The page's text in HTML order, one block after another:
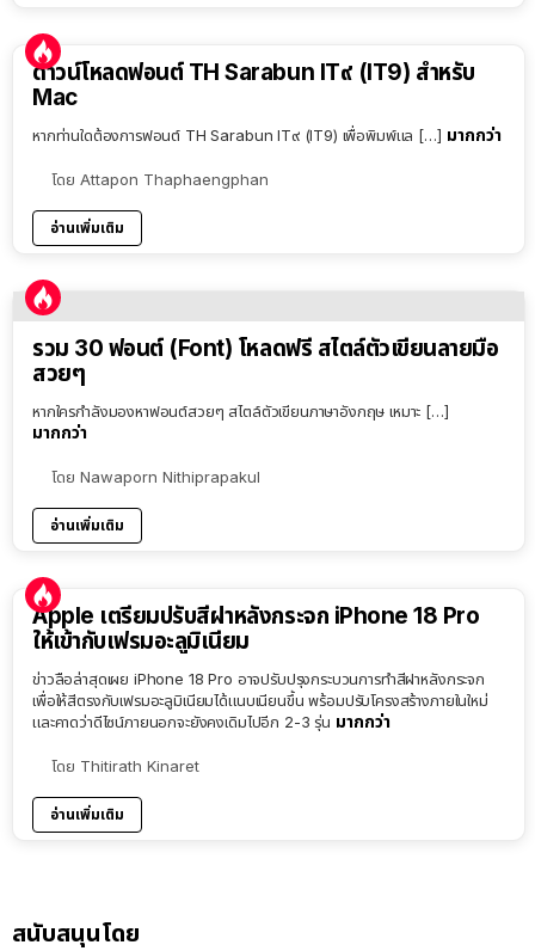
ดาวน์โหลดฟอนต์ TH Sarabun IT๙ (IT9) สำหรับ
Mac
หากท่านใดต้องการฟอนต์ TH Sarabun IT๙ (IT9) เพื่อพิมพ์แล […] มากกว่า
โดย Attapon Thaphaengphan
อ่านเพิ่มเติม
รวม 30 ฟอนต์ (Font) โหลดฟรี สไตล์ตัวเขียนลายมือ
สวยๆ
หากใครกำลังมองหาฟอนต์สวยๆ สไตล์ตัวเขียนภาษาอังกฤษ เหมาะ […]
มากกว่า
โดย Nawaporn Nithiprapakul
อ่านเพิ่มเติม
Apple เตรียมปรับสีฝาหลังกระจก iPhone 18 Pro
ให้เข้ากับเฟรมอะลูมิเนียม
ข่าวลือล่าสุดเผย iPhone 18 Pro อาจปรับปรุงกระบวนการทำสีฝาหลังกระจก
เพื่อให้สีตรงกับเฟรมอะลูมิเนียมได้แนบเนียนขึ้น พร้อมปรับโครงสร้างภายในใหม่
และคาดว่าดีไซน์ภายนอกจะยังคงเดิมไปอีก 2-3 รุ่น มากกว่า
โดย Thitirath Kinaret
อ่านเพิ่มเติม
สนับสนุนโดย